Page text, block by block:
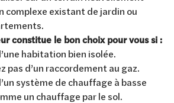
complexe existant de jardin ou
constitue le bon choix pour vous si :
habitation bien isolée.
pas d’un raccordement au gaz.
système de chauffage à basse
un chauffage par le sol.